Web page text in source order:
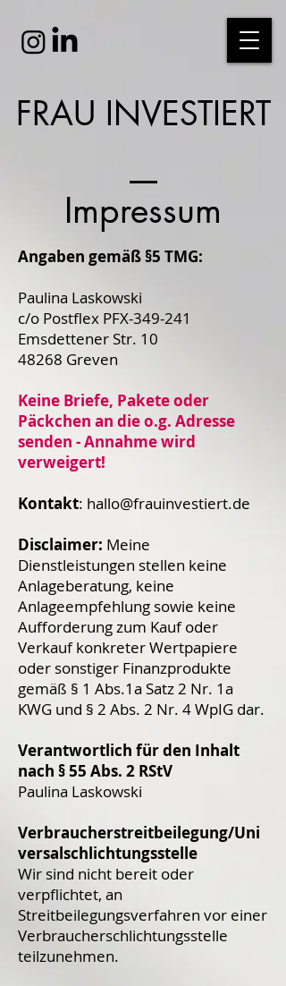
FRAU INVESTIERT
Impressum
Angaben gemäß §5 TMG:
Paulina Laskowski
c/o Postflex PFX-349-241
Emsdettener Str. 10
48268 Greven
Keine Briefe, Pakete oder
Päckchen an die o.g. Adresse
senden - Annahme wird
verweigert!
Kontakt: hallo@frauinvestiert.de
Disclaimer: Meine
Dienstleistungen stellen keine
Anlageberatung, keine
Anlageempfehlung sowie keine
Aufforderung zum Kauf oder
Verkauf konkreter Wertpapiere
oder sonstiger Finanzprodukte
gemäß § 1 Abs.1a Satz 2 Nr. 1a
KWG und § 2 Abs. 2 Nr. 4 WpIG dar.
Verantwortlich für den Inhalt
nach § 55 Abs. 2 RStV
Paulina Laskowski
Verbraucherstreitbeilegung/Uni
versalschlichtungsstelle
Wir sind nicht bereit oder
verpflichtet, an
Streitbeilegungsverfahren vor einer
Verbraucherschlichtungsstelle
teilzunehmen.